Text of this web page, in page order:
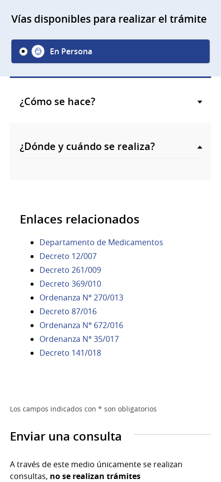
Vías disponibles para realizar el trámite
En Persona
¿Cómo se hace?
¿Dónde y cuándo se realiza?
Enlaces relacionados
Departamento de Medicamentos
Decreto 12/007
Decreto 261/009
Decreto 369/010
Ordenanza N° 270/013
Decreto 87/016
Ordenanza N° 672/016
Ordenanza N° 35/017
Decreto 141/018
Los campos indicados con * son obligatorios
Enviar una consulta
A través de este medio únicamente se realizan
consultas, no se realizan trámites